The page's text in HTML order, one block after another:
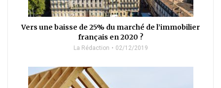
Vers une baisse de 25% du marché de l’immobilier
français en 2020 ?
La Rédaction 02/12/2019